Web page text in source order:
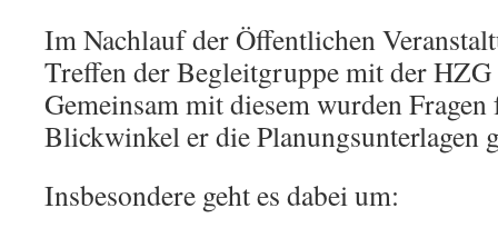
Im Nachlauf der Öffentlichen
Treffen der Begleitgruppe mit der
Gemeinsam mit diesem wurden
Blickwinkel er die Planungsunterlagen
Insbesondere geht es dabei um: